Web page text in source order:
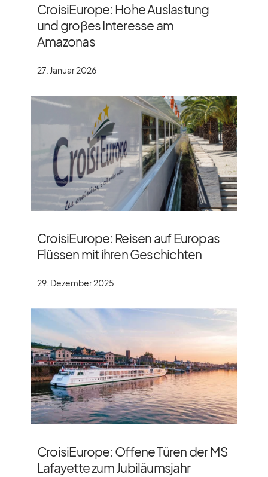
CroisiEurope: Hohe Auslastung
und großes Interesse am
Amazonas
27. Januar 2026
CroisiEurope: Reisen auf Europas
Flüssen mit ihren Geschichten
29. Dezember 2025
CroisiEurope: Offene Türen der MS
Lafayette zum Jubiläumsjahr